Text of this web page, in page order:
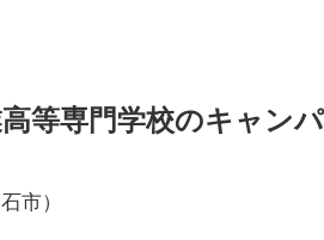
等専門学校のキャン
市）